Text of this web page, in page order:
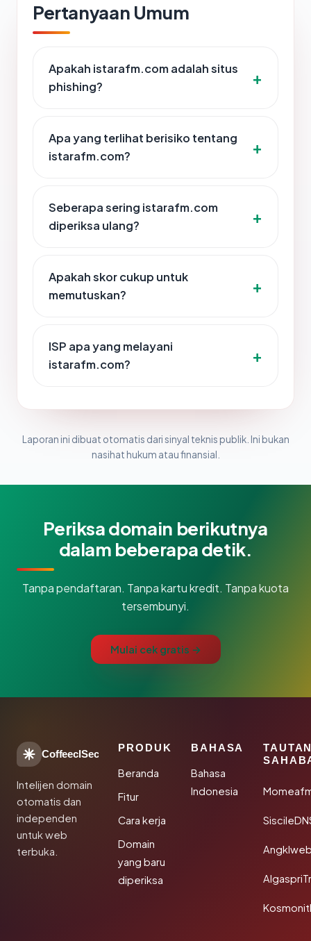
Pertanyaan Umum
Apakah istarafm.com adalah situs
phishing?
Apa yang terlihat berisiko tentang
istarafm.com?
Seberapa sering istarafm.com
diperiksa ulang?
Apakah skor cukup untuk
memutuskan?
ISP apa yang melayani
istarafm.com?
Laporan ini dibuat otomatis dari sinyal teknis publik. Ini bukan
nasihat hukum atau finansial.
Periksa domain berikutnya
dalam beberapa detik.
Tanpa pendaftaran. Tanpa kartu kredit. Tanpa kuota
tersembunyi.
Mulai cek gratis →
CoffeeclSec
Intelijen domain
otomatis dan
independen
untuk web
terbuka.
PRODUK
Beranda
Fitur
Cara kerja
Domain
yang baru
diperiksa
BAHASA
Bahasa
Indonesia